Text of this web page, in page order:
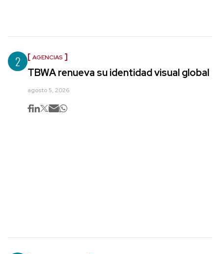
2 AGENCIAS
TBWA renueva su identidad visual global
agosto 5, 2026